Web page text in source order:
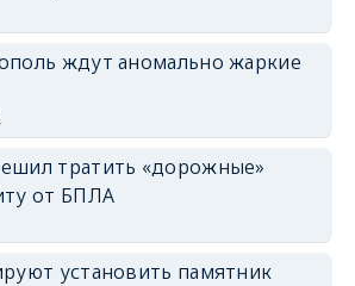
ждут аномально жаркие
тратить «дорожные»
от БПЛА
установить памятник